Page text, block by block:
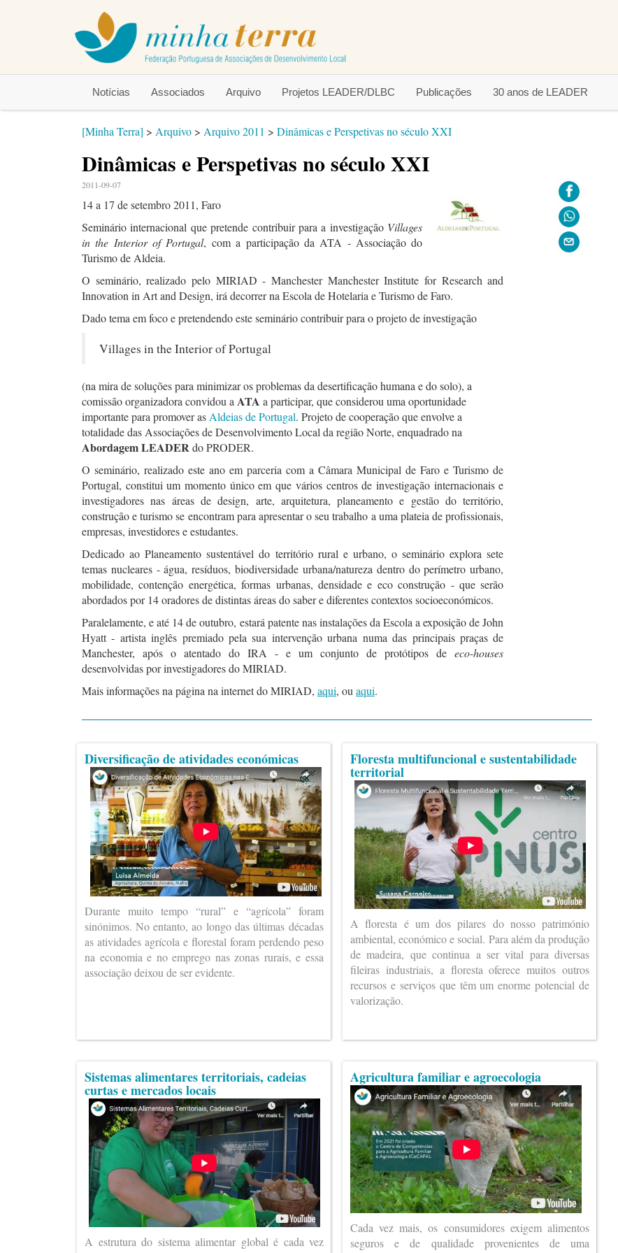
Notícias Associados Arquivo Projetos LEADER/DLBC Publicações 30 anos de LEADER
[Minha Terra] > Arquivo > Arquivo 2011 > Dinâmicas e Perspetivas no século XXI
Dinâmicas e Perspetivas no século XXI
2011-09-07
14 a 17 de setembro 2011, Faro
Seminário internacional que pretende contribuir para a investigação Villages
in the Interior of Portugal, com a participação da ATA - Associação do
Turismo de Aldeia.
O seminário, realizado pelo MIRIAD - Manchester Manchester Institute for Research and
Innovation in Art and Design, irá decorrer na Escola de Hotelaria e Turismo de Faro.
Dado tema em foco e pretendendo este seminário contribuir para o projeto de investigação
Villages in the Interior of Portugal
(na mira de soluções para minimizar os problemas da desertificação humana e do solo), a
comissão organizadora convidou a ATA a participar, que considerou uma oportunidade
importante para promover as Aldeias de Portugal. Projeto de cooperação que envolve a
totalidade das Associações de Desenvolvimento Local da região Norte, enquadrado na
Abordagem LEADERdo PRODER.
O seminário, realizado este ano em parceria com a Câmara Municipal de Faro e Turismo de
Portugal, constitui um momento único em que vários centros de investigação internacionais e
investigadores nas áreas de design, arte, arquitetura, planeamento e gestão do território,
construção e turismo se encontram para apresentar o seu trabalho a uma plateia de profissionais,
empresas, investidores e estudantes.
Dedicado ao Planeamento sustentável do território rural e urbano, o seminário explora sete
temas nucleares - água, resíduos, biodiversidade urbana/natureza dentro do perímetro urbano,
mobilidade, contenção energética, formas urbanas, densidade e eco construção - que serão
abordados por 14 oradores de distintas áreas do saber e diferentes contextos socioeconómicos.
Paralelamente, e até 14 de outubro, estará patente nas instalações da Escola a exposição de John
Hyatt - artista inglês premiado pela sua intervenção urbana numa das principais praças de
Manchester, após o atentado do IRA - e um conjunto de protótipos deeco-houses
desenvolvidas por investigadores do MIRIAD.
Mais informações na página na internet do MIRIAD, aqui, ou aqui.
Diversificação de atividades económicas
Durante muito tempo “rural” e “agrícola” foram
sinónimos. No entanto, ao longo das últimas décadas
as atividades agrícola e florestal foram perdendo peso
na economia e no emprego nas zonas rurais, e essa
associação deixou de ser evidente.
Sistemas alimentares territoriais, cadeias
curtas e mercados locais
A estrutura do sistema alimentar global é cada vez
Floresta multifuncional e sustentabilidade
territorial
A floresta é um dos pilares do nosso património
ambiental, económico e social. Para além da produção
de madeira, que continua a ser vital para diversas
fileiras industriais, a floresta oferece muitos outros
recursos e serviços que têm um enorme potencial de
valorização.
Agricultura familiar e agroecologia
Cada vez mais, os consumidores exigem alimentos
seguros e de qualidade provenientes de uma